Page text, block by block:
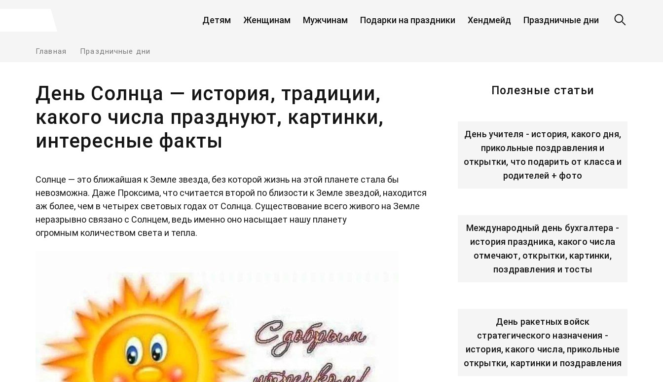
Детям Женщинам Мужчинам Подарки на праздники Хендмейд Праздничные дни
Главная Праздничные дни
День Солнца — история, традиции,
какого числа празднуют, картинки,
интересные факты
Солнце — это ближайшая к Земле звезда, без которой жизнь на этой планете стала бы
невозможна. Даже Проксима, что считается второй по близости к Земле звездой, находится
аж более, чем в четырех световых годах от Солнца. Существование всего живого на Земле
неразрывно связано с Солнцем, ведь именно оно насыщает нашу планету
огромным количеством света и тепла.
Полезные статьи
День учителя - история, какого дня,
прикольные поздравления и
открытки, что подарить от класса и
родителей + фото
Международный день бухгалтера -
история праздника, какого числа
отмечают, открытки, картинки,
поздравления и тосты
День ракетных войск
стратегического назначения -
история, какого числа, прикольные
открытки, картинки и поздравления